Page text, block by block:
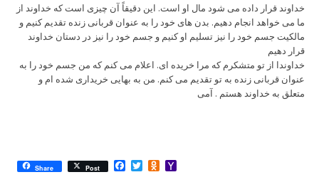
خداوند قرار داده می شود مال او است. این دقیقاً آن چیزی است که خداوند از
ما می خواهد انجام دهیم. بدن های خود را به عنوان قربانی زنده تقدیم کنیم و
مالکیت جسم خود را نیز تسلیم او کنیم و جسم خود را نیز در دستان خداوند
قرار دهیم
خداوندا از تو متشکرم که مرا خریده ای. اعلام می کنم که من جسم خود را به
عنوان قربانی زنده به تو تقدیم می کنم. من به بهایی خریداری شده ام و
متعلق به خداوند هستم . آمی
Share Post Facebook
TwitterOdnoklassniki